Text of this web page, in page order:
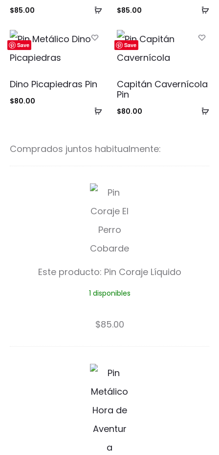
Añadir
carrito
$85.00 $85.00
Save
Añadir
Dino Picapiedras Pin
$80.00
Save
Capitán Cavernícola
Pin
$80.00
Comprados juntos habitualmente:
P
i
n
C
a
j
í
q
u
i
d
Este producto: Pin Coraje Líquido
1 disponibles
$85.00
C
a
r
t
o